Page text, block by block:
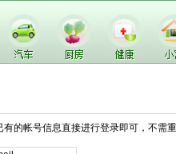
的帐号信息直接进行登录即可，不需